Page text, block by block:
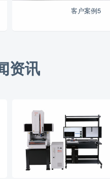
客户案例5
资讯